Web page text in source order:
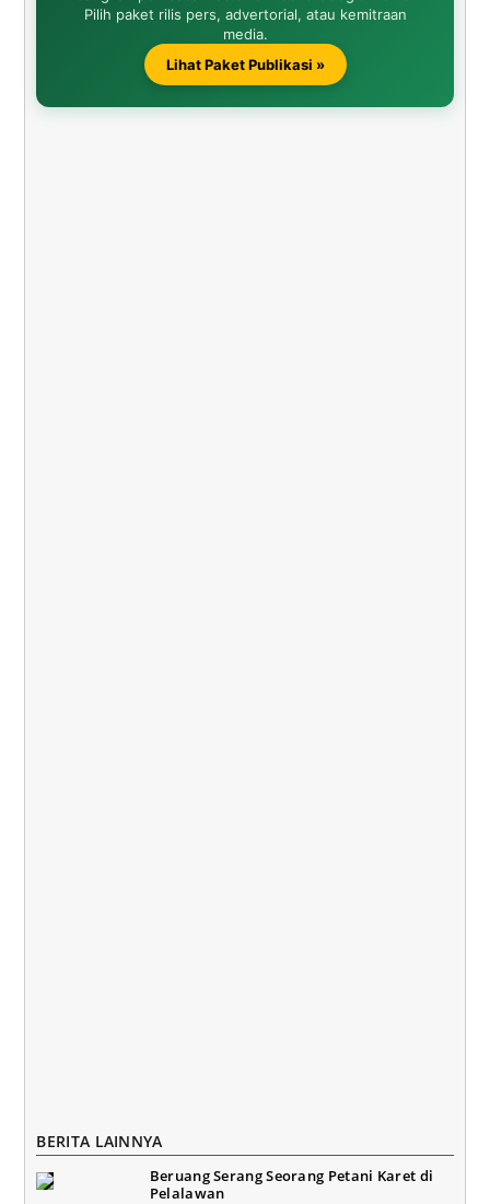
Pilih paket rilis pers, advertorial, atau kemitraan
media.
Lihat Paket Publikasi »
BERITA LAINNYA
Beruang Serang Seorang Petani Karet di
Pelalawan